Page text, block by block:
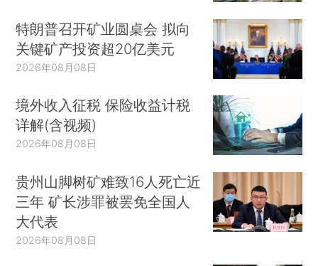
特朗普召开矿业圆桌会 拟向
关键矿产投资超20亿美元
2026年08月08日
境外收入征税 保险收益计税
详解(含视频)
2026年08月08日
贵州山脚树矿难致16人死亡近
三年 矿长涉罪被罢免全国人
大代表
2026年08月08日